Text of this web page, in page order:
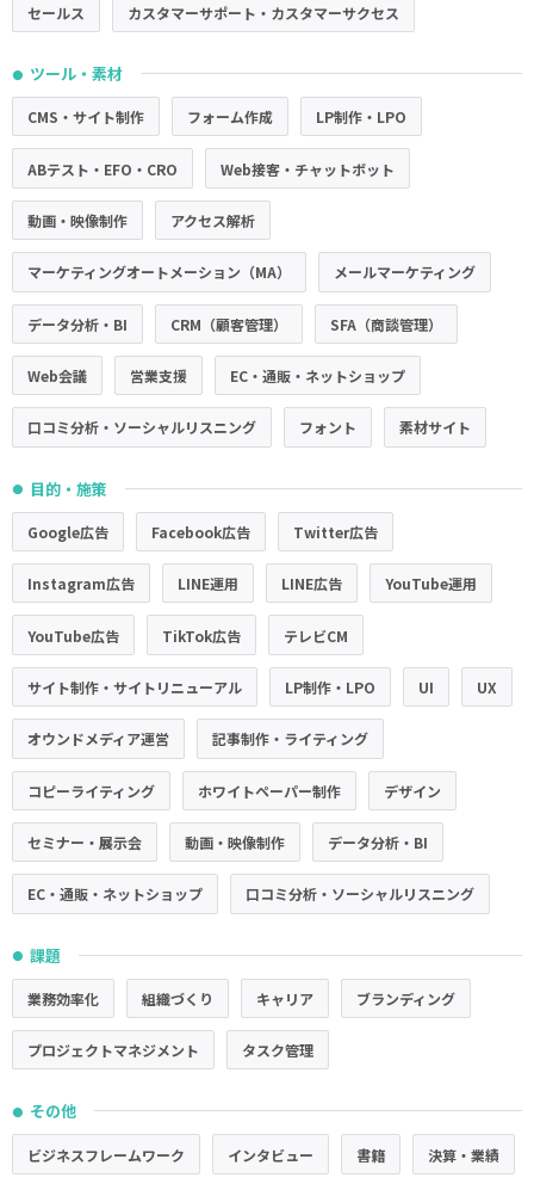
セールス カスタマーサポート・カスタマーサクセス
● ツール・素材
CMS・サイト制作 フォーム作成 LP制作・LPO
ABテスト・EFO・CRO Web接客・チャットボット
動画・映像制作 アクセス解析
マーケティングオートメーション（MA） メールマーケティング
データ分析・BI CRM（顧客管理） SFA（商談管理）
Web会議 営業支援 EC・通販・ネットショップ
口コミ分析・ソーシャルリスニング フォント 素材サイト
● 目的・施策
Google広告 Facebook広告 Twitter広告
Instagram広告 LINE運用 LINE広告 YouTube運用
YouTube広告 TikTok広告 テレビCM
サイト制作・サイトリニューアル LP制作・LPO UI UX
オウンドメディア運営 記事制作・ライティング
コピーライティング ホワイトペーパー制作 デザイン
セミナー・展示会 動画・映像制作 データ分析・BI
EC・通販・ネットショップ 口コミ分析・ソーシャルリスニング
● 課題
業務効率化 組織づくり キャリア ブランディング
プロジェクトマネジメント タスク管理
● その他
ビジネスフレームワーク インタビュー 書籍 決算・業績